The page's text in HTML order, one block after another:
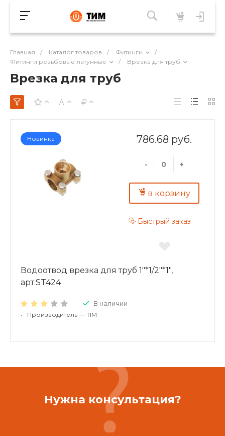
Главная / Каталог товаров / Фитинги
/
Фитинги резьбовые латунные
/ Врезка для труб
Врезка для труб
Новинка 786.68 руб.
- +
в корзину
Быстрый заказ
Водоотвод врезка для труб 1"*1/2"*1",
арт.ST424
В наличии
• Производитель — TIM
Нужна консультация?